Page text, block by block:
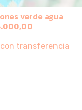
verde agua
con transferencia